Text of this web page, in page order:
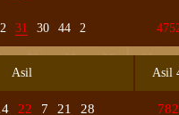
31 30 44 2
Asil Asil
22 7 21 28